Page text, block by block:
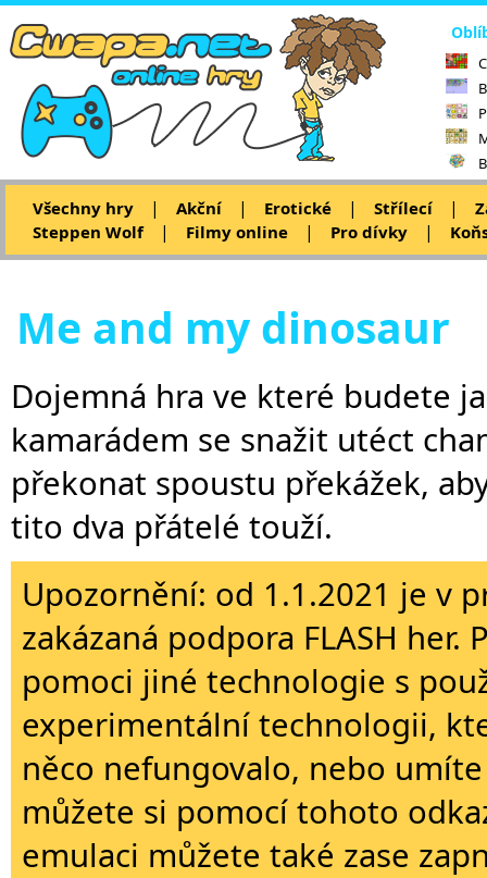
Všechny hry | Akční | Erotické | Střílecí |
Steppen Wolf
| Filmy online | Pro dívky |
Me and my dinosaur
Dojemná hra ve které budete
kamarádem se snažit utéct
překonat spoustu překážek,
tito dva přátelé touží.
Upozornění: od 1.1.2021 je v
zakázaná podpora FLASH
pomoci jiné technologie s
experimentální technologii,
něco nefungovalo, nebo
můžete si pomocí tohoto
emulaci můžete také zase